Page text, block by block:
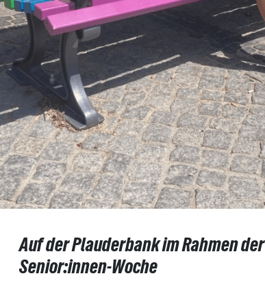
Auf der Plauderbank im Rahmen der
Senior:innen-Woche